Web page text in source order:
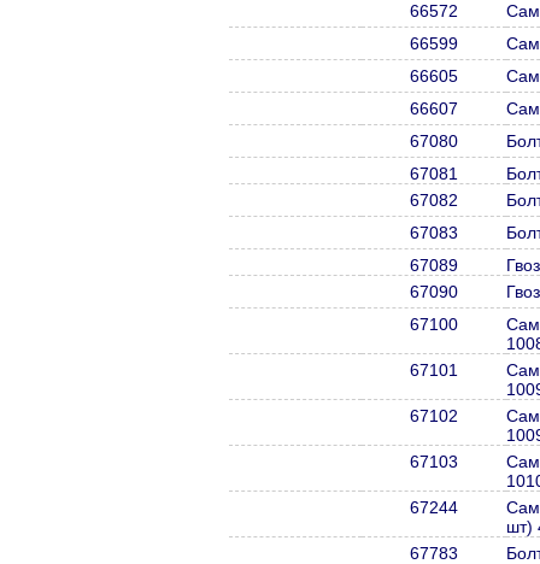
66572
66599
66605
66607
67080
67081
67082
67083
67089
67090
67100
67101
67102
67103
67244
шт)
67783